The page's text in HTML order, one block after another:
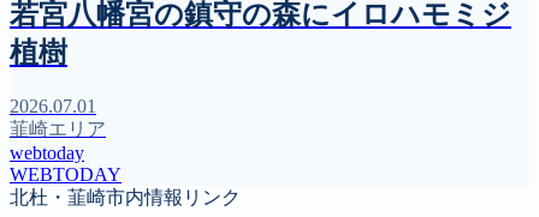
若宮八幡宮の鎮守の森にイロハモミジ
植樹
2026.07.01
韮崎エリア
webtoday
WEBTODAY
北杜・韮崎市内情報リンク